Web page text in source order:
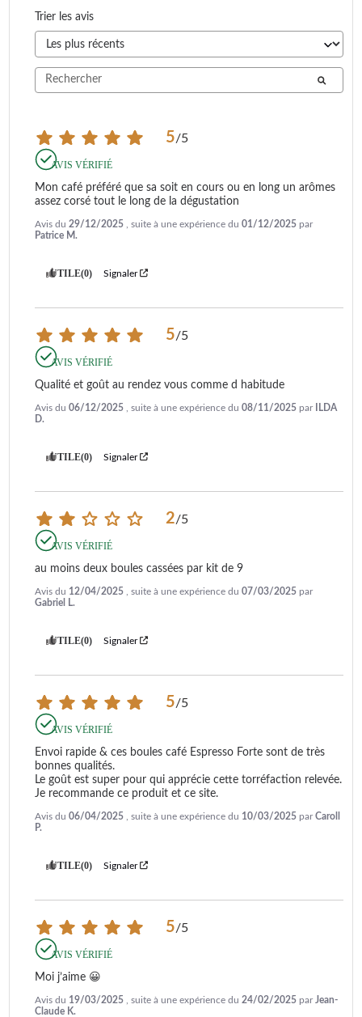
Trier les avis
5/5
AVIS VÉRIFIÉ
Mon café préféré que sa soit en cours ou en long un arômes
assez corsé tout le long de la dégustation
Avis du 29/12/2025 , suite à une expérience du 01/12/2025 par
Patrice M.
UTILE(0) Signaler
5/5
AVIS VÉRIFIÉ
Qualité et goût au rendez vous comme d habitude
Avis du 06/12/2025 , suite à une expérience du 08/11/2025 par
ILDA
D.
UTILE(0) Signaler
2/5
AVIS VÉRIFIÉ
au moins deux boules cassées par kit de 9
Avis du 12/04/2025 , suite à une expérience du 07/03/2025 par
Gabriel L.
UTILE(0) Signaler
5/5
AVIS VÉRIFIÉ
Envoi rapide & ces boules café Espresso Forte sont de très
bonnes qualités.
Le goût est super pour qui apprécie cette torréfaction relevée.
Je recommande ce produit et ce site.
Avis du 06/04/2025 , suite à une expérience du 10/03/2025 parCaroll
P.
UTILE(0) Signaler
5/5
AVIS VÉRIFIÉ
Moi j’aime 😀
Avis du 19/03/2025 , suite à une expérience du 24/02/2025 parJean-
Claude K.